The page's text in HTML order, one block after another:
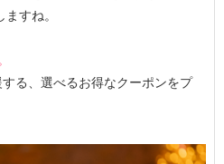
すね。
。
る、選べるお得なクーポンをプ